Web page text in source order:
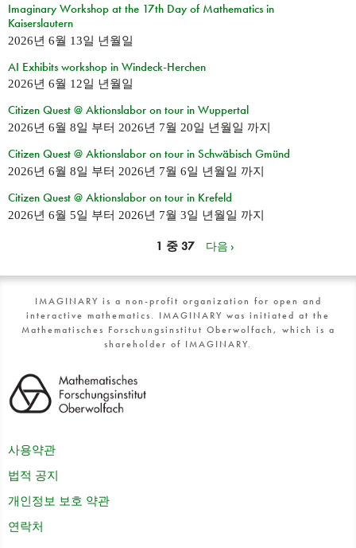
Imaginary Workshop at the 17th Day of Mathematics in
Kaiserslautern
2026년 6월 13일 년월일
AI Exhibits workshop in Windeck-Herchen
2026년 6월 12일 년월일
Citizen Quest @ Aktionslabor on tour in Wuppertal
2026년 6월 8일 부터 2026년 7월 20일 년월일 까지
Citizen Quest @ Aktionslabor on tour in Schwäbisch Gmünd
2026년 6월 8일 부터 2026년 7월 6일 년월일 까지
Citizen Quest @ Aktionslabor on tour in Krefeld
2026년 6월 5일 부터 2026년 7월 3일 년월일 까지
1 중 37 다음 ›
IMAGINARY is a non-profit organization for open and
interactive mathematics. IMAGINARY was initiated at the
Mathematisches Forschungsinstitut Oberwolfach, which is a
shareholder of IMAGINARY.
사용약관
법적 공지
개인정보 보호 약관
연락처